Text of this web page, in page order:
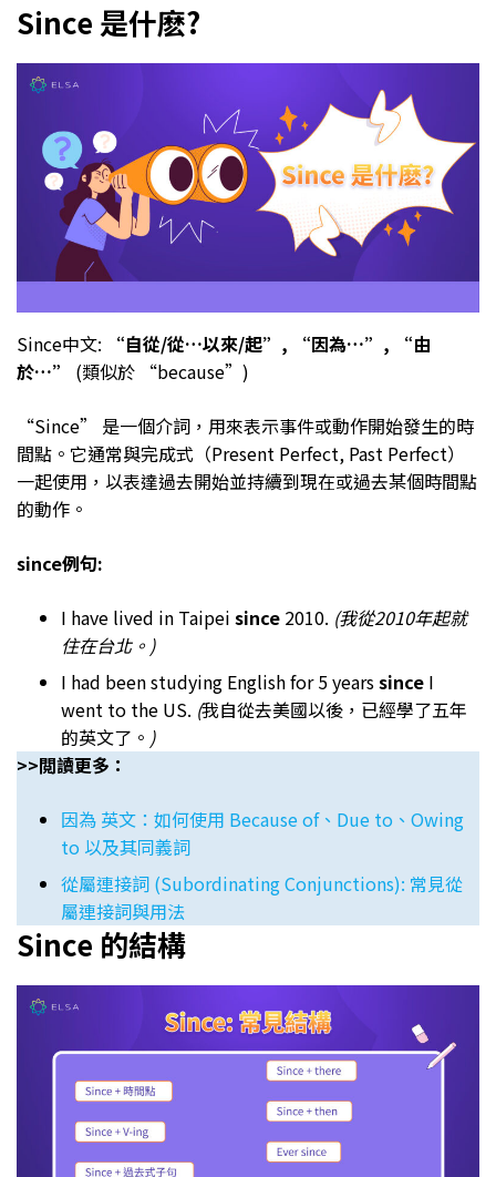
Since 是什麽?
Since中文:
“自從/從…以來/起”, “因為…”, “由
於…”
(類似於 “because”)
“Since” 是一個介詞，用來表示事件或動作開始發生的時
間點。它通常與完成式（Present Perfect, Past Perfect）
一起使用，以表達過去開始並持續到現在或過去某個時間點
的動作。
since例句:
I have lived in Taipei since 2010. (我從2010年起就
住在台北。)
I had been studying English for 5 yearssince I
went to the US. (我自從去美國以後，已經學了五年
的英文了。 )
>>閲讀更多：
因為 英文：如何使用 Because of、Due to、Owing
to 以及其同義詞
從屬連接詞 (Subordinating Conjunctions): 常見從
屬連接詞與用法
Since 的結構